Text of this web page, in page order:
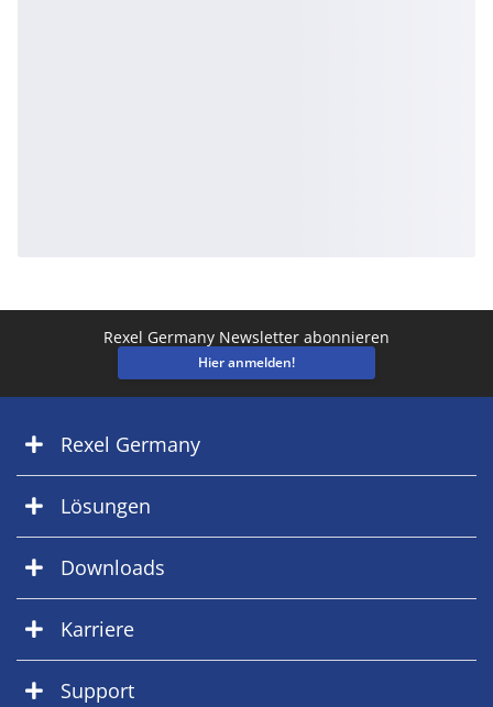
Rexel Germany Newsletter abonnieren
Hier anmelden!
Rexel Germany
Lösungen
Downloads
Karriere
Support